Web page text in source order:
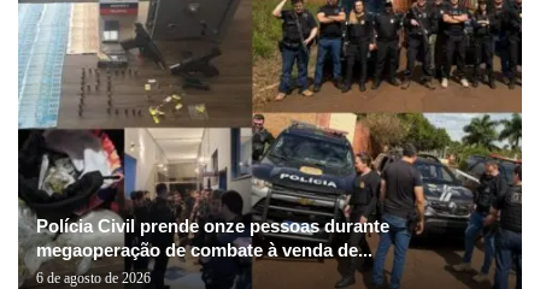
Polícia Civil prende onze pessoas durante
megaoperação de combate à venda de...
6 de agosto de 2026